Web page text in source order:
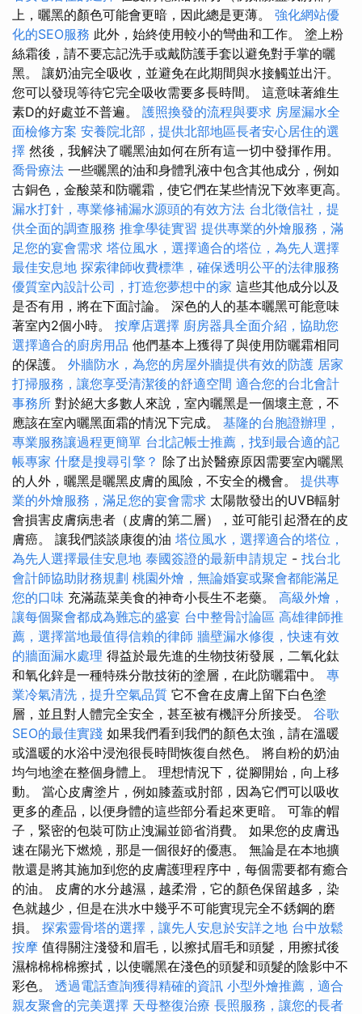
上，曬黑的顏色可能會更暗，因此總是更薄。 強化網站優
化的SEO服務 此外，始終使用較小的彎曲和工作。 塗上粉
絲霜後，請不要忘記洗手或戴防護手套以避免對手掌的曬
黑。 讓奶油完全吸收，並避免在此期間與水接觸並出汗。
您可以發現等待它完全吸收需要多長時間。 這意味著維生
素D的好處並不普遍。 護照換發的流程與要求 房屋漏水全
面檢修方案 安養院北部，提供北部地區長者安心居住的選
擇 然後，我解決了曬黑油如何在所有這一切中發揮作用。
喬骨療法 一些曬黑的油和身體乳液中包含其他成分，例如
古銅色，金酸菜和防曬霜，使它們在某些情況下效率更高。
漏水打針，專業修補漏水源頭的有效方法 台北徵信社，提
供全面的調查服務 推拿學徒實習 提供專業的外燴服務，滿
足您的宴會需求 塔位風水，選擇適合的塔位，為先人選擇
最佳安息地 探索律師收費標準，確保透明公平的法律服務
優質室內設計公司，打造您夢想中的家 這些其他成分以及
是否有用，將在下面討論。 深色的人的基本曬黑可能意味
著室內2個小時。 按摩店選擇 廚房器具全面介紹，協助您
選擇適合的廚房用品 他們基本上獲得了與使用防曬霜相同
的保護。 外牆防水，為您的房屋外牆提供有效的防護 居家
打掃服務，讓您享受清潔後的舒適空間 適合您的台北會計
事務所 對於絕大多數人來說，室內曬黑是一個壞主意，不
應該在室內曬黑面霜的情況下完成。 基隆的台胞證辦理，
專業服務讓過程更簡單 台北記帳士推薦，找到最合適的記
帳專家 什麼是搜尋引擎？ 除了出於醫療原因需要室內曬黑
的人外，曬黑是曬黑皮膚的風險，不安全的機會。 提供專
業的外燴服務，滿足您的宴會需求 太陽散發出的UVB輻射
會損害皮膚病患者（皮膚的第二層），並可能引起潛在的皮
膚癌。 讓我們談談康復的油 塔位風水，選擇適合的塔位，
為先人選擇最佳安息地 泰國簽證的最新申請規定 - 找台北
會計師協助財務規劃 桃園外燴，無論婚宴或聚會都能滿足
您的口味 充滿蔬菜美食的神奇小長生不老藥。 高級外燴，
讓每個聚會都成為難忘的盛宴 台中整骨討論區 高雄律師推
薦，選擇當地最值得信賴的律師 牆壁漏水修復，快速有效
的牆面漏水處理 得益於最先進的生物技術發展，二氧化鈦
和氧化鋅是一種特殊分散技術的塗層，在此防曬霜中。 專
業冷氣清洗，提升空氣品質 它不會在皮膚上留下白色塗
層，並且對人體完全安全，甚至被有機評分所接受。 谷歌
SEO的最佳實踐 如果我們看到我們的顏色太強，請在溫暖
或溫暖的水浴中浸泡很長時間恢復自然色。 將自粉的奶油
均勻地塗在整個身體上。 理想情況下，從腳開始，向上移
動。 當心皮膚塗片，例如膝蓋或肘部，因為它們可以吸收
更多的產品，以便身體的這些部分看起來更暗。 可靠的帽
子，緊密的包裝可防止洩漏並節省消費。 如果您的皮膚迅
速在陽光下燃燒，那是一個很好的優惠。 無論是在本地擴
散還是將其施加到您的皮膚護理程序中，每個需要都有癒合
的油。 皮膚的水分越濕，越柔滑，它的顏色保留越多，染
色就越少，但是在洪水中幾乎不可能實現完全不銹鋼的磨
損。 探索靈骨塔的選擇，讓先人安息於安詳之地 台中放鬆
按摩 值得關注淺發和眉毛，以擦拭眉毛和頭髮，用擦拭後
濕棉棉棉棉擦拭，以使曬黑在淺色的頭髮和頭髮的陰影中不
彩色。 透過電話查詢獲得精確的資訊 小型外燴推薦，適合
親友聚會的完美選擇 天母整復治療 長照服務，讓您的長者